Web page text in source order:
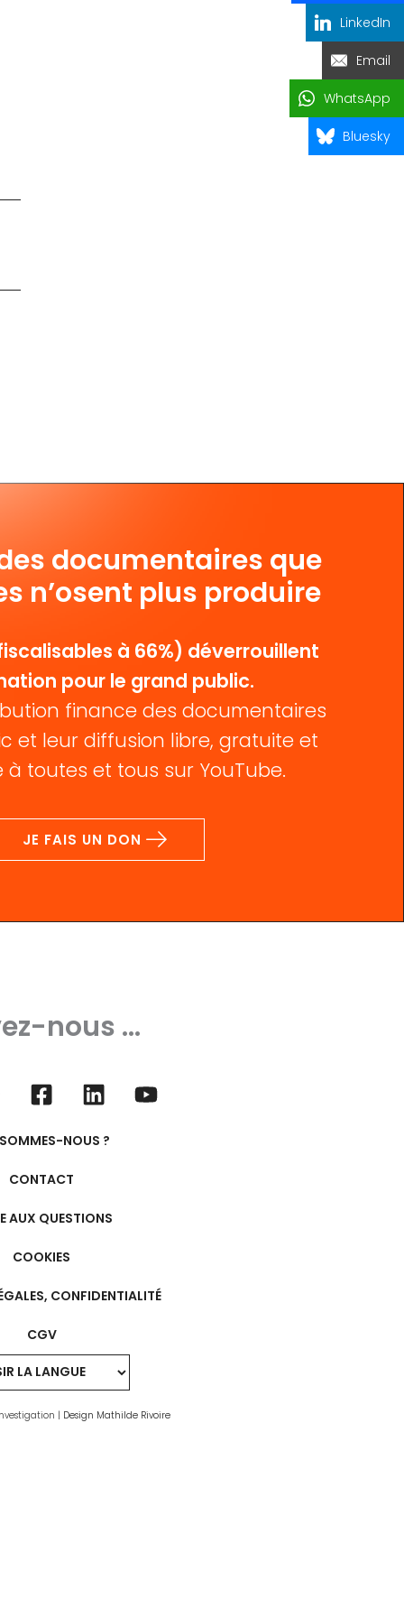
documentaires que
n’osent plus produire
à 66%) déverrouillent
pour le grand public.
finance des documentaires
et leur diffusion libre, gratuite et
à toutes et tous sur YouTube.
JE FAIS UN DON
nous ...
NOUS ?
CONTACT
AUX QUESTIONS
COOKIES
CONFIDENTIALITÉ
CGV
| Design Mathilde Rivoire
LinkedIn
Email
WhatsApp
Bluesky